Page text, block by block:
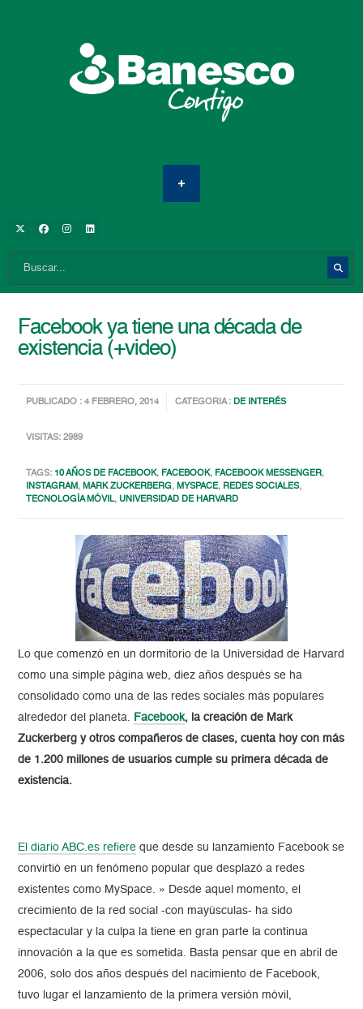
Facebook ya tiene una década de
existencia (+video)
PUBLICADO : 4 FEBRERO, 2014 CATEGORIA :DE INTERÉS
VISITAS: 2989
TAGS: 10 AÑOS DE FACEBOOK, FACEBOOK, FACEBOOK MESSENGER,
INSTAGRAM,MARK ZUCKERBERG,MYSPACE, REDES SOCIALES,
TECNOLOGÍA MÓVIL,UNIVERSIDAD DE HARVARD
Lo que comenzó en un dormitorio de la Universidad de Harvard
como una simple página web, diez años después se ha
consolidado como una de las redes sociales más populares
alrededor del planeta.
Facebook, la creación de Mark
Zuckerberg y otros compañeros de clases, cuenta hoy con más
de 1.200 millones de usuarios cumple su primera década de
existencia.
El diario ABC.es refiere que desde su lanzamiento Facebook se
convirtió en un fenómeno popular que desplazó a redes
existentes como MySpace. » Desde aquel momento, el
crecimiento de la red social -con mayúsculas- ha sido
espectacular y la culpa la tiene en gran parte la continua
innovación a la que es sometida. Basta pensar que en abril de
2006, solo dos años después del nacimiento de Facebook,
tuvo lugar el lanzamiento de la primera versión móvil,